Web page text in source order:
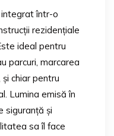
într-o
rezidențiale
ideal pentru
parcuri, marcarea
chiar pentru
Lumina emisă în
siguranță și
sa îl face